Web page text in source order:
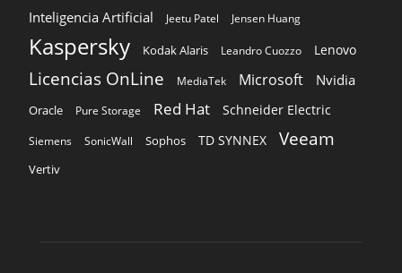
Inteligencia Artificial Jeetu Patel Jensen Huang
Kaspersky Kodak Alaris Leandro Cuozzo Lenovo
Licencias OnLine MediaTek Microsoft Nvidia
Oracle Pure Storage Red Hat Schneider Electric
Siemens SonicWall Sophos TD SYNNEX Veeam
Vertiv